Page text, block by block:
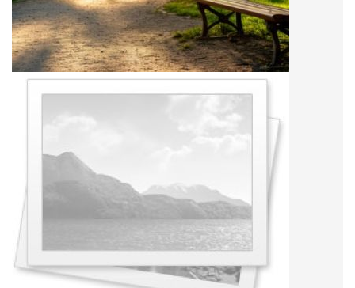
Авто
Спорт